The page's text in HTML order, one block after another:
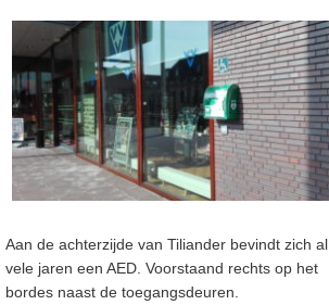
Aan de achterzijde van Tiliander bevindt zich al
vele jaren een AED. Voorstaand rechts op het
bordes naast de toegangsdeuren.